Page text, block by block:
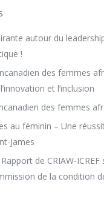
autour du
!
des femmes
et l’inclusion
des femmes
au féminin – Une
James
de CRIAW-
de la condition